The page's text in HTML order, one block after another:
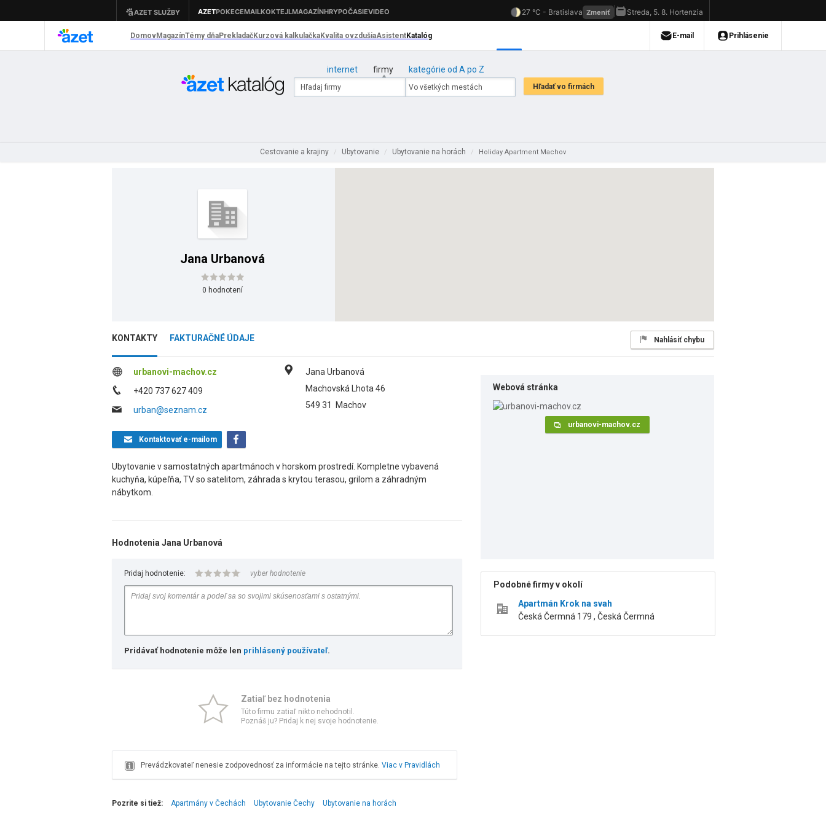
internet firmy kategórie od A po Z
Cestovanie a krajiny / Ubytovanie / Ubytovanie na horách / Holiday Apartment Machov
Jana Urbanová
0 hodnotení
KONTAKTY FAKTURAČNÉ ÚDAJE Nahlásiť chybu
urbanovi-machov.cz
+420 737 627 409
urban@seznam.cz
Jana Urbanová
Machovská Lhota 46
549 31
Machov
Kontaktovaťe-mailom
Ubytovanie v samostatných apartmánoch v horskom prostredí. Kompletne vybavená
kuchyňa, kúpeľňa, TV so satelitom, záhrada s krytou terasou, grilom a záhradným
nábytkom.
Hodnotenia Jana Urbanová
Pridaj hodnotenie: vyber hodnotenie
Pridávať hodnotenie môže len prihlásený používateľ.
Zatiaľ bez hodnotenia
Túto firmu zatiaľ nikto nehodnotil.
Poznáš ju? Pridaj k nej svoje hodnotenie.
Prevádzkovateľ nenesie zodpovednosť za informácie na tejto stránke. Viac v Pravidlách
Webová stránka
urbanovi-machov.cz
Podobné firmy v okolí
Apartmán Krok na svah
Česká Čermná 179 , Česká Čermná
Pozrite si tiež: Apartmány v Čechách Ubytovanie Čechy Ubytovanie na horách